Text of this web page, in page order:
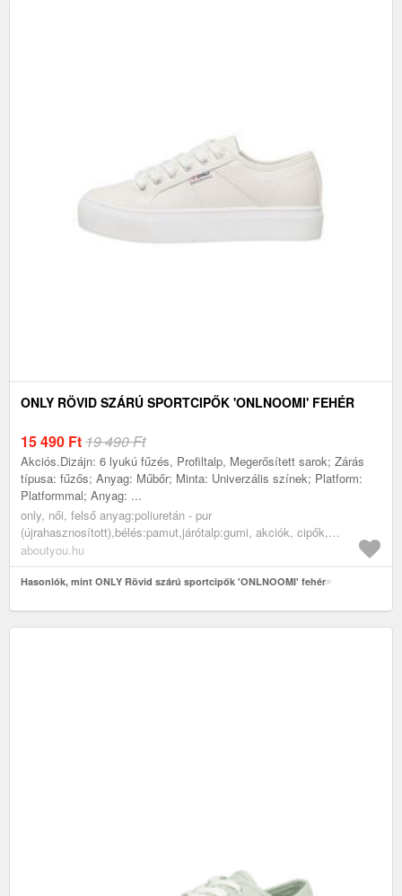
ONLY RÖVID SZÁRÚ SPORTCIPŐK 'ONLNOOMI' FEHÉR
15 490 Ft19 490 Ft
Akciós.Dizájn: 6 lyukú fűzés, Profiltalp, Megerősített sarok; Zárás
típusa: fűzős; Anyag: Műbőr; Minta: Univerzális színek; Platform:
Platformmal; Anyag: ...
only, női, felső anyag:poliuretán - pur
(újrahasznosított),bélés:pamut,járótalp:gumi, akciók, cipők,
sportcipők, rövid szárú edzőcipők, alkalmi sportcipők, fehér
aboutyou.hu
Hasonlók, mint ONLY Rövid szárú sportcipők 'ONLNOOMI' fehér